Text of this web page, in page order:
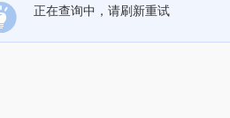
正在查询中，请刷新重试